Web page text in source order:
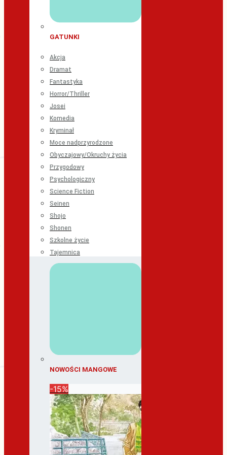
GATUNKI
Akcja
Dramat
Fantastyka
Horror/Thriller
Josei
Komedia
Kryminał
Moce nadprzyrodzone
Obyczajowy/Okruchy życia
Przygodowy
Psychologiczny
Science Fiction
Seinen
Shojo
Shonen
Szkolne życie
Tajemnica
NOWOŚCI MANGOWE
-15%